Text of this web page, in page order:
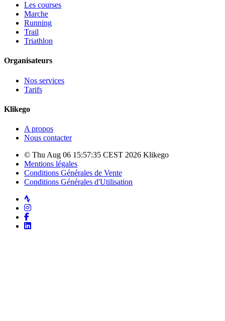
Les courses
Marche
Running
Trail
Triathlon
Organisateurs
Nos services
Tarifs
Klikego
A propos
Nous contacter
© Thu Aug 06 15:57:35 CEST 2026 Klikego
Mentions légales
Conditions Générales de Vente
Conditions Générales d'Utilisation
Strava
Instagram
Facebook
LinkedIn